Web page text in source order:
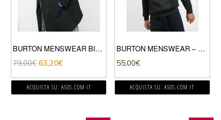
BURTON MENSWEAR BIG & TALL – IMPERMEABILE NERO
79,00€ 63,20€
ACQUISTA SU: ASOS.COM IT
BURTON MENSWEAR – FELPA CON CAPPUCCIO FODERATA IN PILE BORG NERO CON ZIP CORTA
55,00€
ACQUISTA SU: ASOS.COM IT